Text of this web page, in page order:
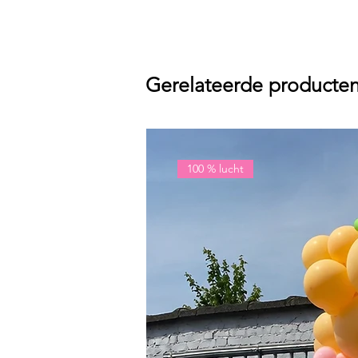
Gerelateerde
100 % lucht